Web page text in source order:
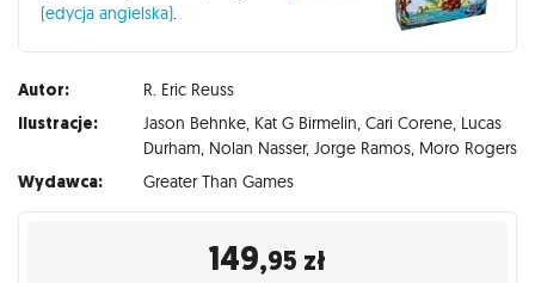
(edycja angielska).
Autor: R. Eric Reuss
Ilustracje: Jason Behnke, Kat G Birmelin, Cari Corene, Lucas
Durham, Nolan Nasser, Jorge Ramos, Moro Rogers
Wydawca: Greater Than Games
149,95 zł